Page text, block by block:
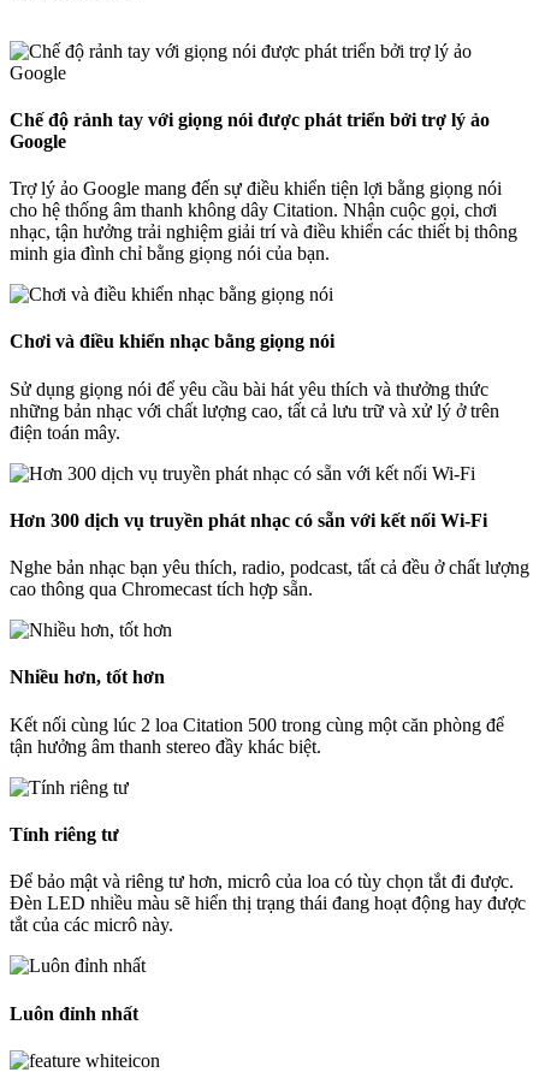
Chế độ rảnh tay với giọng nói được phát triển bởi trợ lý ảo
Google
Trợ lý ảo Google mang đến sự điều khiển tiện lợi bằng giọng nói
cho hệ thống âm thanh không dây Citation. Nhận cuộc gọi, chơi
nhạc, tận hưởng trải nghiệm giải trí và điều khiển các thiết bị thông
minh gia đình chỉ bằng giọng nói của bạn.
Chơi và điều khiển nhạc bằng giọng nói
Sử dụng giọng nói để yêu cầu bài hát yêu thích và thưởng thức
những bản nhạc với chất lượng cao, tất cả lưu trữ và xử lý ở trên
điện toán mây.
Hơn 300 dịch vụ truyền phát nhạc có sẵn với kết nối Wi-Fi
Nghe bản nhạc bạn yêu thích, radio, podcast, tất cả đều ở chất lượng
cao thông qua Chromecast tích hợp sẵn.
Nhiều hơn, tốt hơn
Kết nối cùng lúc 2 loa Citation 500 trong cùng một căn phòng để
tận hưởng âm thanh stereo đầy khác biệt.
Tính riêng tư
Để bảo mật và riêng tư hơn, micrô của loa có tùy chọn tắt đi được.
Đèn LED nhiều màu sẽ hiển thị trạng thái đang hoạt động hay được
tắt của các micrô này.
Luôn đỉnh nhất